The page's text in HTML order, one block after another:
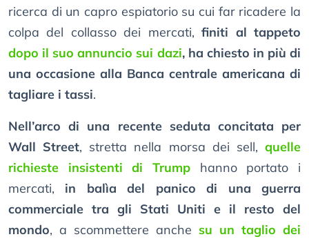
ricerca di un capro espiatorio su cui far ricadere la
colpa del collasso dei mercati,finiti al tappeto
dopo il suo annuncio sui dazi, ha chiesto in più di
una occasione alla Banca centrale americana di
tagliare i tassi.
Nell’arco di una recente seduta concitata per
Wall Street, stretta nella morsa dei sell,quelle
richieste insistenti di Trump hanno portato i
mercati, in balìa del panico di una guerra
commerciale tra gli Stati Uniti e il resto del
mondo, a scommettere anche su un taglio dei